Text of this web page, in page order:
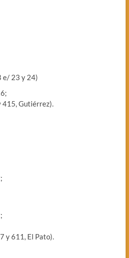
e/ 23 y 24)
415, Gutiérrez).
y 611, El Pato).